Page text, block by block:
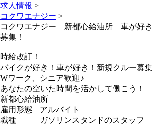
求人情報 >
コクワエナジー >
コクワエナジー 新都心給油所 車が好き
募集！
時給改訂！
バイクが好き！車が好き！新規クルー募集
Wワーク、シニア歓迎♪
あなたの空いた時間を活かして働こう！
新都心給油所
雇用形態
アルバイト
職種
ガソリンスタンドのスタッフ